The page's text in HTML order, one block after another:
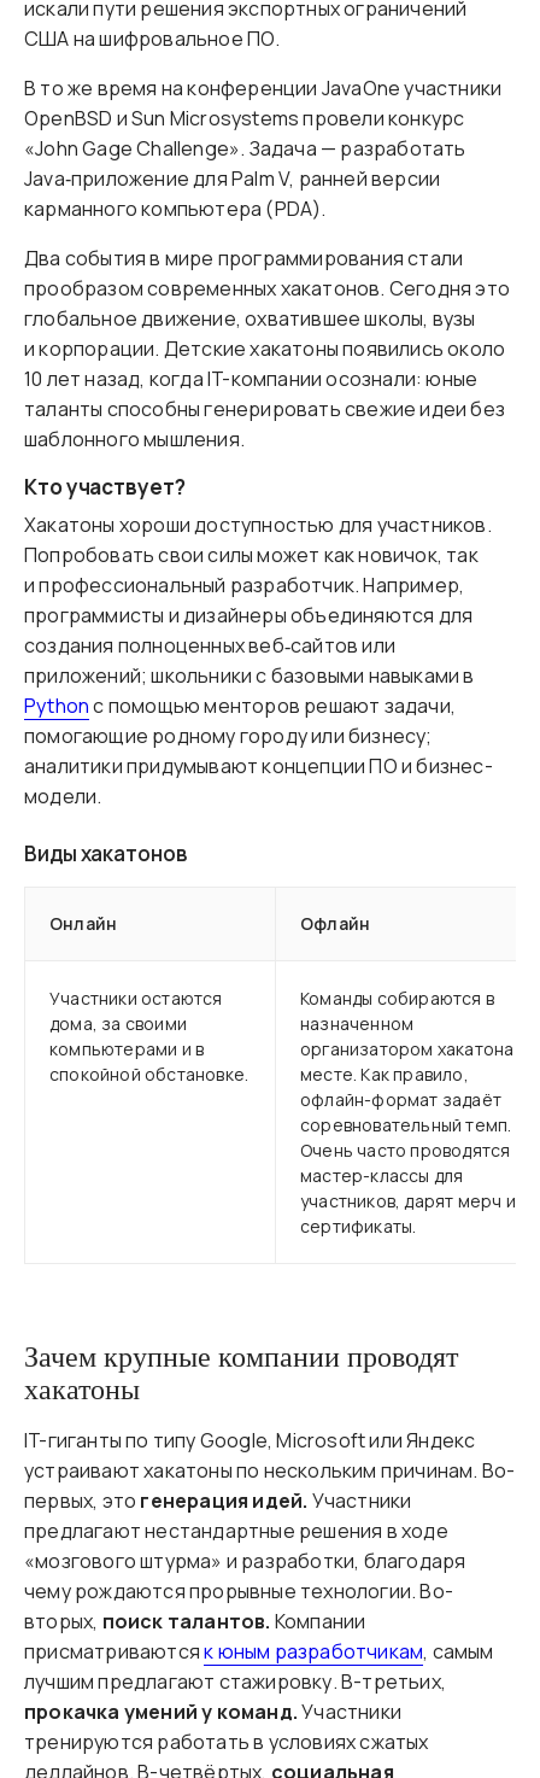
искали пути решения экспортных ограничений
США на шифровальное ПО.
В то же время на конференции JavaOne участники
OpenBSD и Sun Microsystems провели конкурс
«John Gage Challenge». Задача — разработать
Java‑приложение для Palm V, ранней версии
карманного компьютера (PDA).
Два события в мире программирования стали
прообразом современных хакатонов. Сегодня это
глобальное движение, охватившее школы, вузы
и корпорации. Детские хакатоны появились около
10 лет назад, когда IT-компании осознали: юные
таланты способны генерировать свежие идеи без
шаблонного мышления.
Кто участвует?
Хакатоны хороши доступностью для участников.
Попробовать свои силы может как новичок, так
и профессиональный разработчик. Например,
программисты и дизайнеры объединяются для
создания полноценных веб‑сайтов или
приложений; школьники с базовыми навыками в
Pythonс помощью менторов решают задачи,
помогающие родному городу или бизнесу;
аналитики придумывают концепции ПО и бизнес-
модели.
Виды хакатонов
Онлайн Офлайн
Участники остаются
дома, за своими
компьютерами и в
спокойной обстановке.
Команды собираются в
назначенном
организатором хакатона
месте. Как правило,
офлайн-формат задаёт
соревновательный темп.
Очень часто проводятся
мастер-классы для
участников, дарят мерч и
сертификаты.
Зачем крупные компании проводят
хакатоны
IT-гиганты по типу Google, Microsoft или Яндекс
устраивают хакатоны по нескольким причинам. Во-
первых, это генерация идей. Участники
предлагают нестандартные решения в ходе
«мозгового штурма» и разработки, благодаря
чему рождаются прорывные технологии. Во-
вторых, поиск талантов. Компании
присматриваютсяк юным разработчикам, самым
лучшим предлагают стажировку. В-третьих,
прокачка умений у команд.Участники
тренируются работать в условиях сжатых
дедлайнов. В-четвёртых, социальная